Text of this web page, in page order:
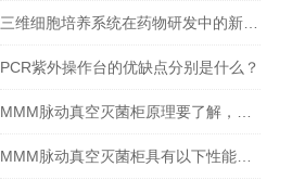
PCR紫外操作台的优缺点分别是什么？